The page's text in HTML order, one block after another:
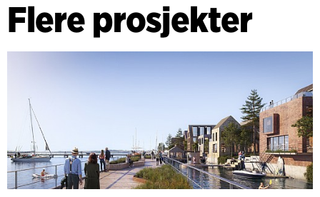
Flere prosjekter